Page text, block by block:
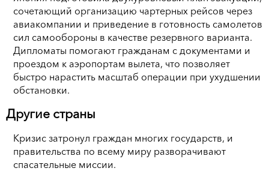
сочетающий организацию чартерных рейсов через
авиакомпании и приведение в готовность самолетов
сил самообороны в качестве резервного варианта.
Дипломаты помогают гражданам с документами и
проездом к аэропортам вылета, что позволяет
быстро нарастить масштаб операции при ухудшении
обстановки.
Другие страны
Кризис затронул граждан многих государств, и
правительства по всему миру разворачивают
спасательные миссии.